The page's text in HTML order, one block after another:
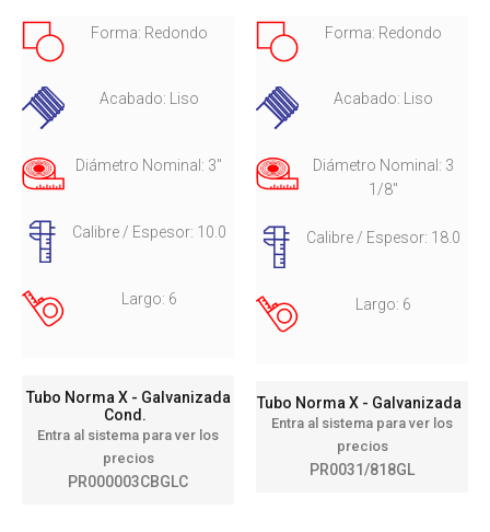
Forma: Redondo
Acabado: Liso
Diámetro Nominal: 3"
Calibre / Espesor: 10.0
Largo: 6
Tubo Norma X - Galvanizada
Cond.
Entra al sistema para ver los
precios
PR000003CBGLC
Forma: Redondo
Acabado: Liso
Diámetro Nominal: 3
1/8"
Calibre / Espesor: 18.0
Largo: 6
Tubo Norma X - Galvanizada
Entra al sistema para ver los
precios
PR0031/818GL